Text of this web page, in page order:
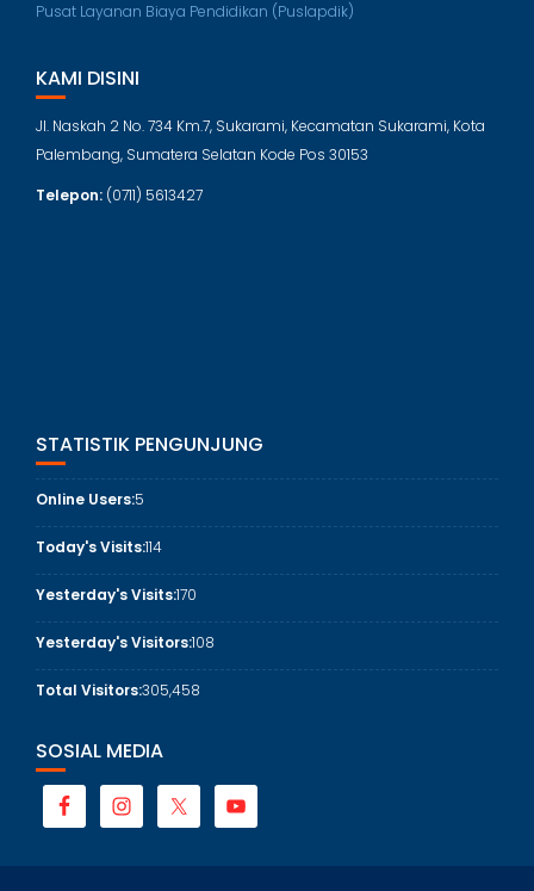
Pusat Layanan Biaya Pendidikan (Puslapdik)
KAMI DISINI
Jl. Naskah 2 No. 734 Km.7, Sukarami, Kecamatan Sukarami, Kota
Palembang, Sumatera Selatan Kode Pos 30153
Telepon: (0711) 5613427
STATISTIK PENGUNJUNG
Online Users:5
Today's Visits:114
Yesterday's Visits:170
Yesterday's Visitors:108
Total Visitors:305,458
SOSIAL MEDIA